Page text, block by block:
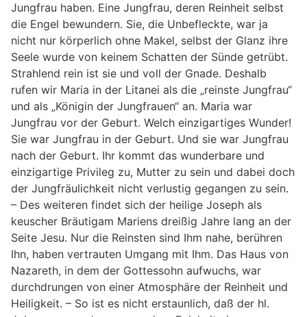
Jungfrau haben. Eine Jungfrau, deren Reinheit selbst
die Engel bewundern. Sie, die Unbefleckte, war ja
nicht nur körperlich ohne Makel, selbst der Glanz ihre
Seele wurde von keinem Schatten der Sünde getrübt.
Strahlend rein ist sie und voll der Gnade. Deshalb
rufen wir Maria in der Litanei als die „reinste Jungfrau“
und als „Königin der Jungfrauen“ an. Maria war
Jungfrau vor der Geburt. Welch einzigartiges Wunder!
Sie war Jungfrau in der Geburt. Und sie war Jungfrau
nach der Geburt. Ihr kommt das wunderbare und
einzigartige Privileg zu, Mutter zu sein und dabei doch
der Jungfräulichkeit nicht verlustig gegangen zu sein.
– Des weiteren findet sich der heilige Joseph als
keuscher Bräutigam Mariens dreißig Jahre lang an der
Seite Jesu. Nur die Reinsten sind Ihm nahe, berühren
Ihn, haben vertrauten Umgang mit Ihm. Das Haus von
Nazareth, in dem der Gottessohn aufwuchs, war
durchdrungen von einer Atmosphäre der Reinheit und
Heiligkeit. – So ist es nicht erstaunlich, daß der hl.